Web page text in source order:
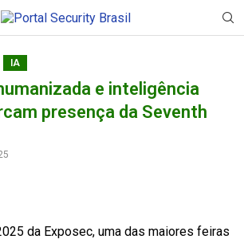
IA
e inteligência
presença da Seventh
da Exposec, uma das maiores feiras